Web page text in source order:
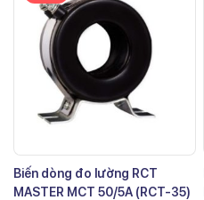
Biến dòng đo lường RCT
MASTER MCT 50/5A (RCT-35)